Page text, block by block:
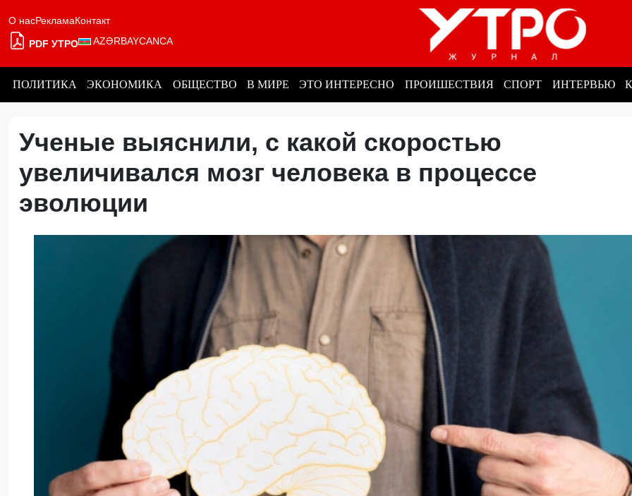
О насРекламаКонтакт
PDF УТРО AZƏRBAYCANCA
ПОЛИТИКА ЭКОНОМИКА ОБЩЕСТВО В МИРЕ ЭТО ИНТЕРЕСНО ПРОИШЕСТВИЯ СПОРТ ИНТЕРВЬЮ
Ученые выяснили, с какой скоростью
увеличивался мозг человека в процессе
эволюции